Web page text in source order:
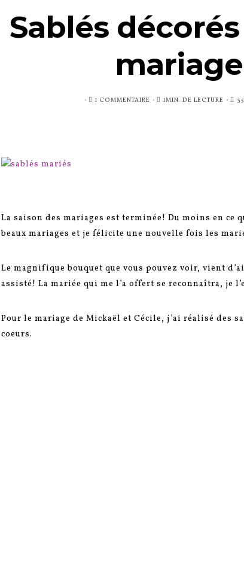
Sablés
mariage
PUBLIÉ1 COMMENTAIRE 1MIN. DE LECTURE
La saison des mariages est terminée! Du moins en ce
beaux mariages et je félicite une nouvelle fois les
Le magnifique bouquet que vous pouvez voir, vient
assisté! La mariée qui me l’a offert se reconnaîtra, je
Pour le mariage de Mickaël et Cécile, j’ai réalisé des
coeurs.